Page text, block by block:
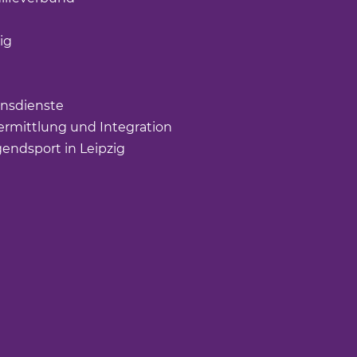
und Integration
in Leipzig